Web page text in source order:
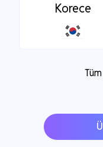
Korece